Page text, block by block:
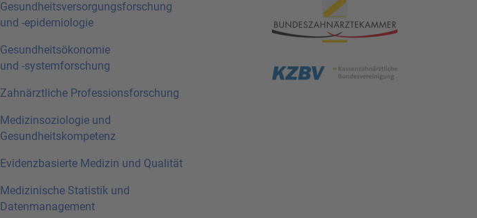
Gesundheitsversorgungsforschung
und -epidemiologie
Gesundheitsökonomie
und -systemforschung
Zahnärztliche Professionsforschung
Medizinsoziologie und
Gesundheitskompetenz
Evidenzbasierte Medizin und Qualität
Medizinische Statistik und
Datenmanagement